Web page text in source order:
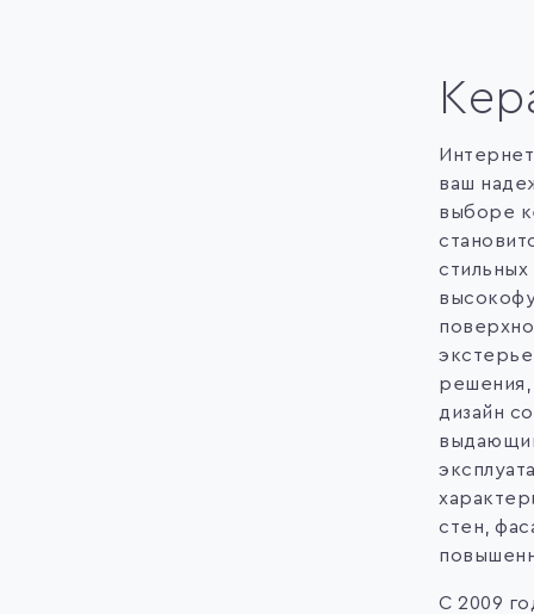
ваш
выборе
стильных
дизайн
стен,
С 2009